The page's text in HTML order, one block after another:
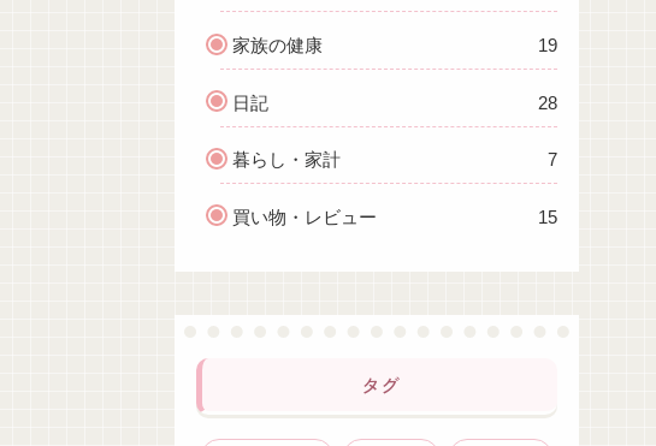
家族の健康 19
日記 28
暮らし・家計 7
買い物・レビュー 15
タグ